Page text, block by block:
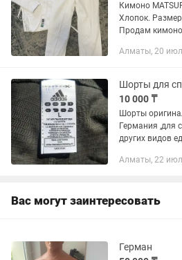
Кимоно
Хлопок.
Продам кимоно
Германия -
Алматы, 20
10 000 ₸
Шорты
Германия ,для
других видов
красными и
Алматы, 22
Вас могут заинтересовать
Герман